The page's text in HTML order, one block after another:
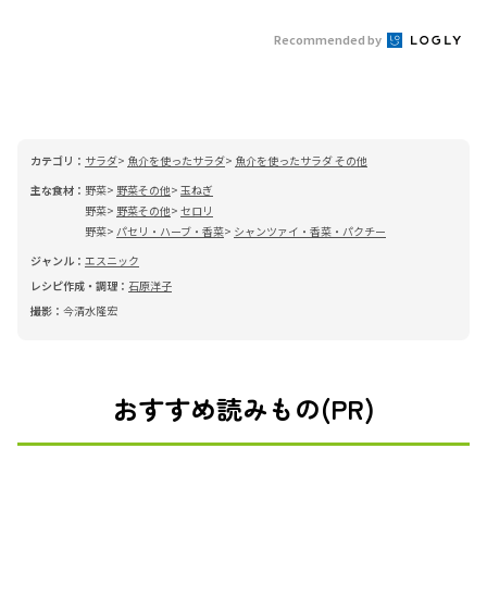
Recommended by
カテゴリ： サラダ 魚介を使ったサラダ
魚介を使ったサラダ その他
主な食材： 野菜 野菜その他 玉ねぎ
野菜
野菜その他 セロリ
野菜 パセリ・ハーブ・香菜
シャンツァイ・香菜・パクチー
ジャンル： エスニック
レシピ作成・調理： 石原洋子
撮影： 今清水隆宏
おすすめ読みもの(PR)